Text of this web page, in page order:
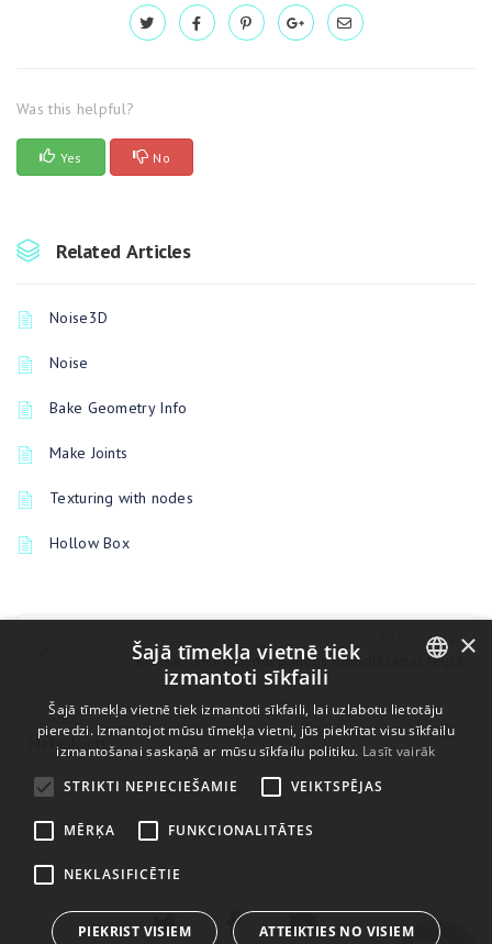
Was this helpful?
Yes No
Related Articles
Noise3D
Noise
Bake Geometry Info
Make Joints
Texturing with nodes
Hollow Box
PREVIOUSLY
Kreisais instrumentu panelis modelēšanas telpā
UP NEXT
Make Joints
ENGLISH
CROATIAN
ESTONIAN
×
Šajā tīmekļa vietnē tiek
izmantoti sīkfaili
Šajā tīmekļa vietnē tiek izmantoti sīkfaili, lai uzlabotu lietotāju
pieredzi. Izmantojot mūsu tīmekļa vietni, jūs piekrītat visu sīkfailu
izmantošanai saskaņā ar mūsu sīkfailu politiku. Lasīt vairāk
STRIKTI NEPIECIEŠAMIE
VEIKTSPĒJAS
MĒRĶA FUNKCIONALITĀTES
NEKLASIFICĒTIE
PIEKRIST VISIEM ATTEIKTIES NO VISIEM